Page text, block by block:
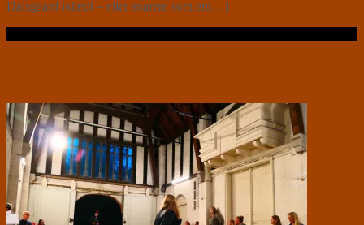
Dalsgaard iklædt – eller snarere som en[…]